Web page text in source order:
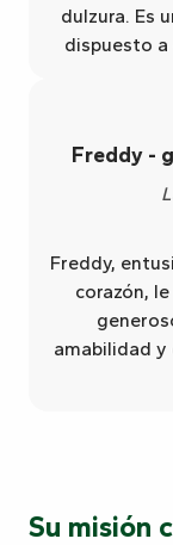
dulzura. Es
dispuesto
Freddy -
Freddy,
corazón,
amabilidad y
Su misión